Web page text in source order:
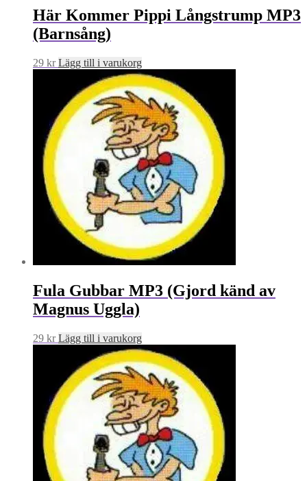
Här Kommer Pippi Långstrump MP3
(Barnsång)
29 kr Lägg till i varukorg
Fula Gubbar MP3 (Gjord känd av
Magnus Uggla)
29 kr Lägg till i varukorg